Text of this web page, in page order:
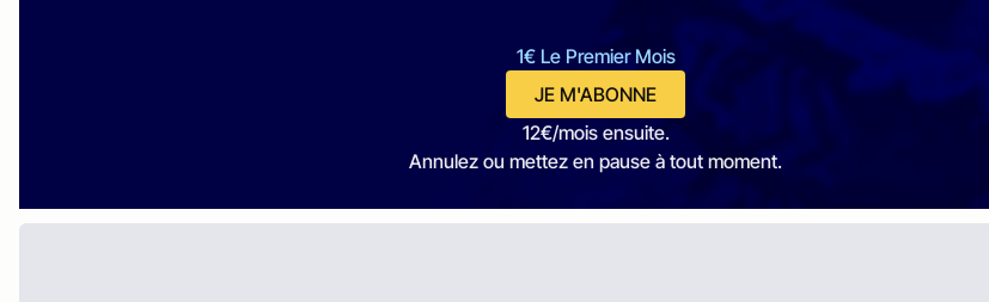
1€ Le Premier Mois
JE M'ABONNE
12€/mois ensuite.
Annulez ou mettez en pause à tout moment.